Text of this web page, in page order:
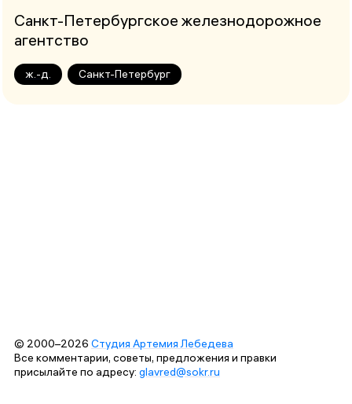
Санкт-Петербургское железнодорожное
агентство
ж.-д. Санкт-Петербург
© 2000–2026 Студия Артемия Лебедева
Все комментарии, советы, предложения и правки
присылайте по адресу: glavred@sokr.ru